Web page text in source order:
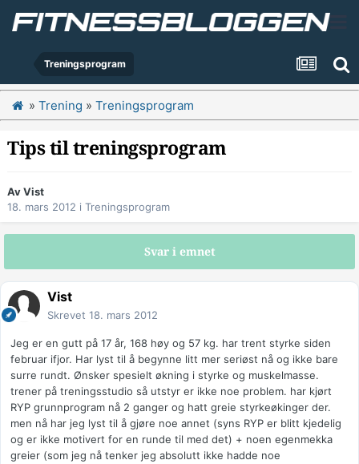
Treningsprogram
» Trening » Treningsprogram
Tips til treningsprogram
AvVist
18. mars 2012 i Treningsprogram
Svar i emnet
Vist
Skrevet 18. mars 2012
Jeg er en gutt på 17 år, 168 høy og 57 kg. har trent styrke siden
februar ifjor. Har lyst til å begynne litt mer seriøst nå og ikke bare
surre rundt. Ønsker spesielt økning i styrke og muskelmasse.
trener på treningsstudio så utstyr er ikke noe problem. har kjørt
RYP grunnprogram nå 2 ganger og hatt greie styrkeøkinger der.
men nå har jeg lyst til å gjøre noe annet (syns RYP er blitt kjedelig
og er ikke motivert for en runde til med det) + noen egenmekka
greier (som jeg nå tenker jeg absolutt ikke hadde noe